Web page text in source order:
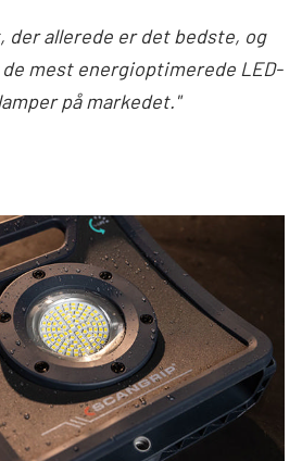
der allerede er det bedste, og
mest energioptimerede LED-
på markedet."